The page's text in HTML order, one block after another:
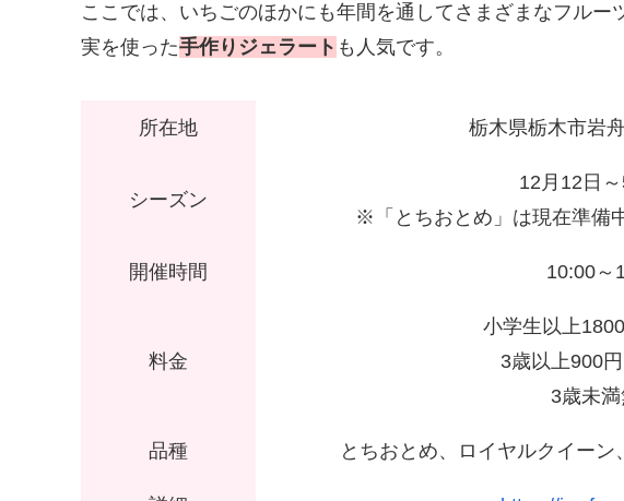
ここでは、いちごのほかにも年間を通してさまざまなフルー
実を使った手作りジェラート も人気です。
所在地 栃木県栃木市岩
シーズン
12月12日
※「とちおとめ」は現在準備
開催時間 10:00～
料金
小学生以上
3歳以上900
3歳未
品種 とちおとめ、ロイヤルクイー